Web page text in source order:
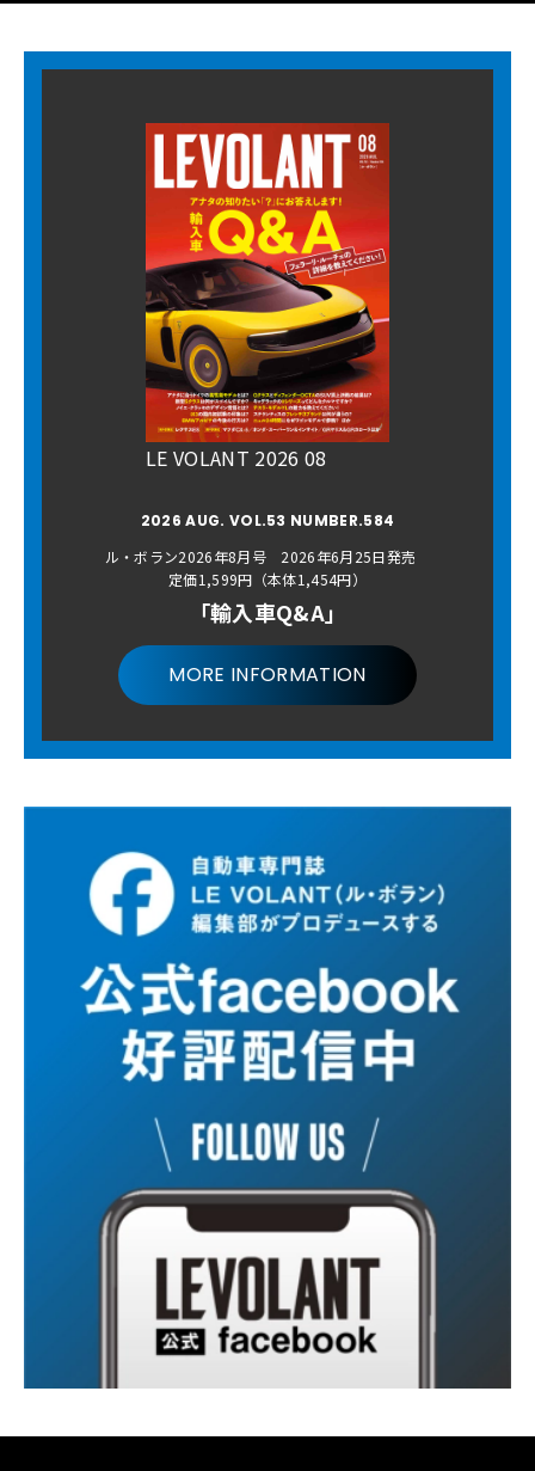
LE VOLANT 2026 08
2026 AUG. VOL.53 NUMBER.584
ル・ボラン2026年8月号 2026年6月25日発売
定価1,599円（本体1,454円）
「輸入車Q&A」
MORE INFORMATION